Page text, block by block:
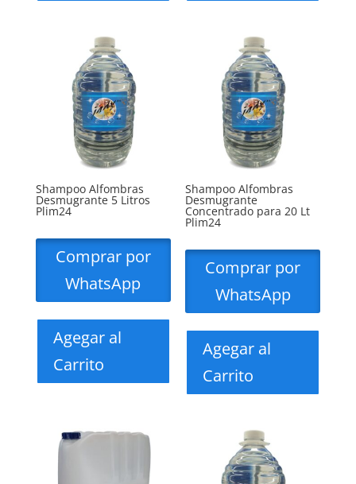
Shampoo Alfombras
Desmugrante 5 Litros
Plim24
Comprar por
WhatsApp
Agegar al
Carrito
Shampoo Alfombras
Desmugrante
Concentrado para 20 Lt
Plim24
Comprar por
WhatsApp
Agegar al
Carrito